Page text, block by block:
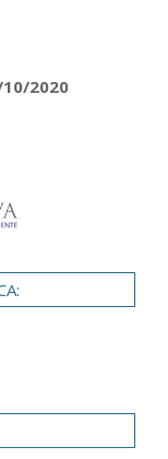
2020